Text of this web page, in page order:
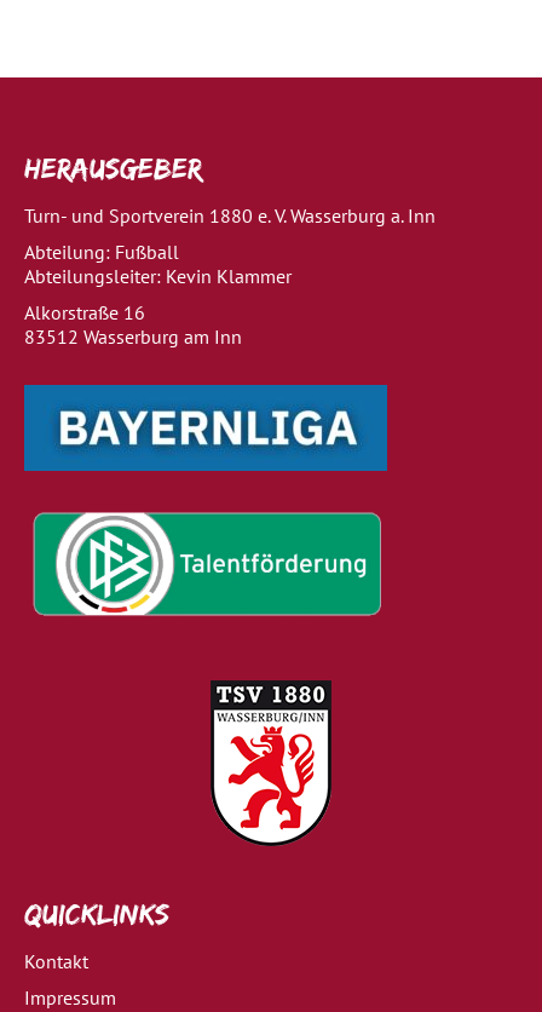
Herausgeber
Turn- und Sportverein 1880 e. V. Wasserburg a. Inn
Abteilung: Fußball
Abteilungsleiter: Kevin Klammer
Alkorstraße 16
83512 Wasserburg am Inn
Quicklinks
Kontakt
Impressum